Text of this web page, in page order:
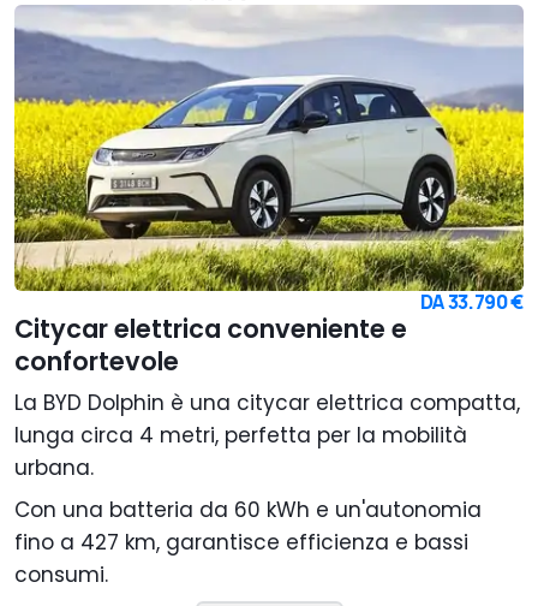
DA33.790 €
Citycar elettrica conveniente e
confortevole
La BYD Dolphin è una citycar elettrica compatta,
lunga circa 4 metri, perfetta per la mobilità
urbana.
Con una batteria da 60 kWh e un'autonomia
fino a 427 km, garantisce efficienza e bassi
consumi.